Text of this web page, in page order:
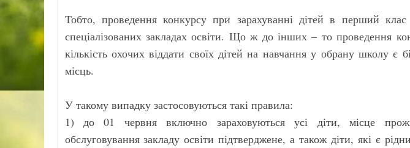
Тобто, проведення конкурсу при зарахуванні дітей в перший
спеціалізованих закладах освіти. Що ж до інших – то проведення
кількість охочих віддати своїх дітей на навчання у обрану школу є
місць.
У такому випадку застосовуються такі правила:
1) до 01 червня включно зараховуються усі діти, місце
обслуговування закладу освіти підтверджене, а також діти, які є